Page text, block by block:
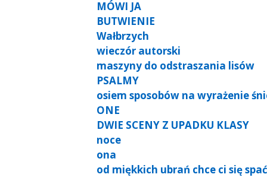
MÓWI JA
BUTWIENIE
Wałbrzych
wieczór autorski
maszyny do odstraszania lisów
PSALMY
osiem sposobów na wyrażenie
ONE
DWIE SCENY Z UPADKU KLASY
noce
ona
od miękkich ubrań chce ci się spać